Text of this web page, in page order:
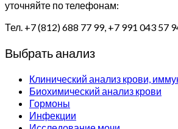
уточняйте по телефонам:
Тел. +7 (812) 688 77 99, +7 991 043 57
Выбрать анализ
Клинический анализ крови,
Биохимический анализ крови
Гормоны
Инфекции